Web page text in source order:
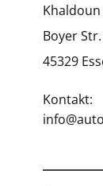
Boyer
45329
Kontakt: